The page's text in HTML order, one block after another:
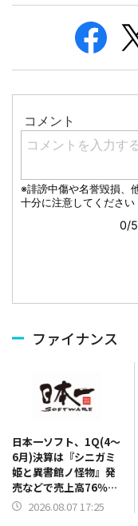
ファイナンス
日本一ソフト、1Q(4～
6月)決算は『シニガミ
姫と異書館ノ怪物』発
売などで売上高76％増
に 2Q以降発売の新作
2026.08.07 17:25